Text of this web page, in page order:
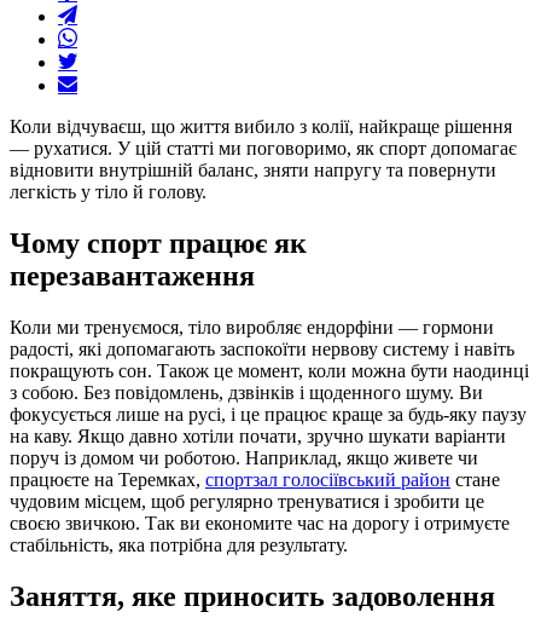
Коли відчуваєш, що життя вибило з колії, найкраще рішення
— рухатися. У цій статті ми поговоримо, як спорт допомагає
відновити внутрішній баланс, зняти напругу та повернути
легкість у тіло й голову.
Чому спорт працює як
перезавантаження
Коли ми тренуємося, тіло виробляє ендорфіни — гормони
радості, які допомагають заспокоїти нервову систему і навіть
покращують сон. Також це момент, коли можна бути наодинці
з собою. Без повідомлень, дзвінків і щоденного шуму. Ви
фокусується лише на русі, і це працює краще за будь-яку паузу
на каву. Якщо давно хотіли почати, зручно шукати варіанти
поруч із домом чи роботою. Наприклад, якщо живете чи
працюєте на Теремках, спортзал голосіївський район стане
чудовим місцем, щоб регулярно тренуватися і зробити це
своєю звичкою. Так ви економите час на дорогу і отримуєте
стабільність, яка потрібна для результату.
Заняття, яке приносить задоволення